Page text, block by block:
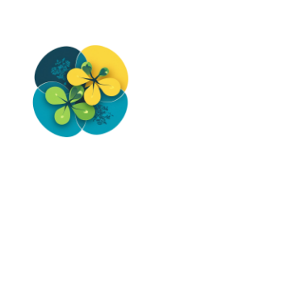
вмісту